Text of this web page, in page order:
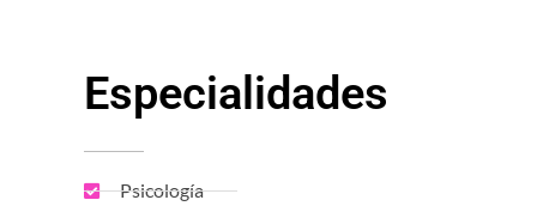
Especialidades
Psicología